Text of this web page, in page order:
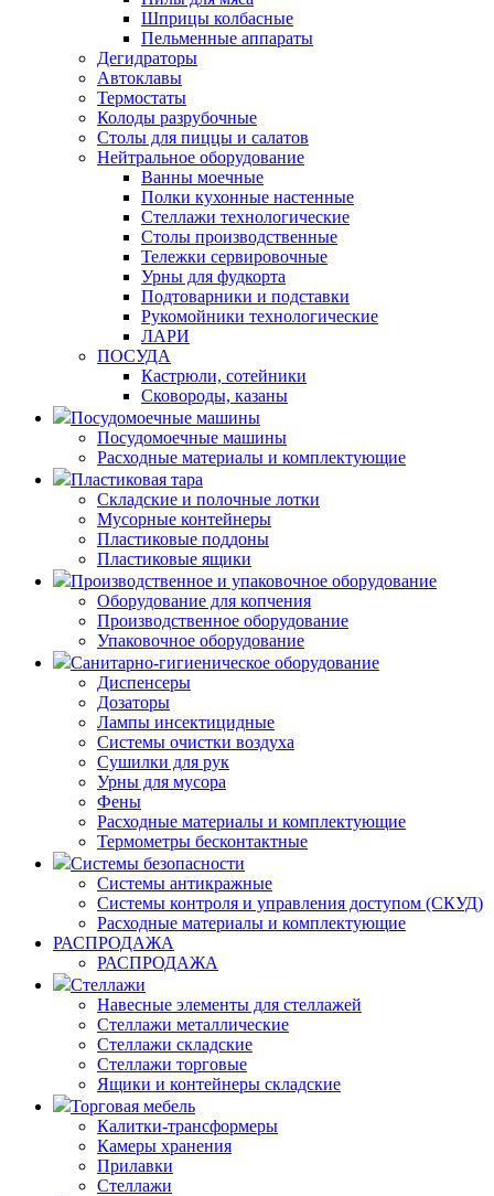
Шприцы колбасные
Пельменные аппараты
Дегидраторы
Автоклавы
Термостаты
Колоды разрубочные
Столы для пиццы и салатов
Нейтральное оборудование
Ванны моечные
Полки кухонные настенные
Стеллажи технологические
Столы производственные
Тележки сервировочные
Урны для фудкорта
Подтоварники и подставки
Рукомойники технологические
ЛАРИ
ПОСУДА
Кастрюли, сотейники
Сковороды, казаны
Посудомоечные машины
Посудомоечные машины
Расходные материалы и комплектующие
Пластиковая тара
Складские и полочные лотки
Мусорные контейнеры
Пластиковые поддоны
Пластиковые ящики
Производственное и упаковочное оборудование
Оборудование для копчения
Производственное оборудование
Упаковочное оборудование
Санитарно-гигиеническое оборудование
Диспенсеры
Дозаторы
Лампы инсектицидные
Системы очистки воздуха
Сушилки для рук
Урны для мусора
Фены
Расходные материалы и комплектующие
Термометры бесконтактные
Системы безопасности
Системы антикражные
Системы контроля и управления доступом (СКУД)
Расходные материалы и комплектующие
РАСПРОДАЖА
РАСПРОДАЖА
Стеллажи
Навесные элементы для стеллажей
Стеллажи металлические
Стеллажи складские
Стеллажи торговые
Ящики и контейнеры складские
Торговая мебель
Калитки-трансформеры
Камеры хранения
Прилавки
Стеллажи